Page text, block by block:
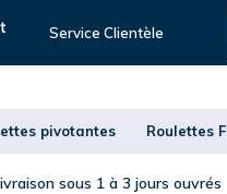
Service Clientèle
pivotantes Roulettes
sous 1 à 3 jours ouvrés